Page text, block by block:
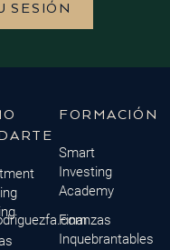
SESIÓN
FORMACIÓN
Smart
Investing
Academy
Finanzas
Inquebrantables